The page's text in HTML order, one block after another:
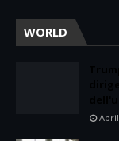
WORLD
April